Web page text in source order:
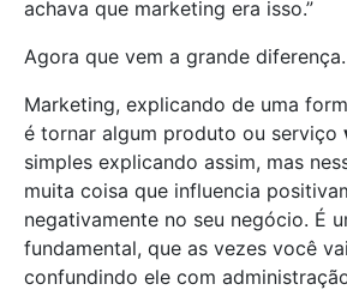
achava que marketing era isso.”
Agora que vem a grande diferença.
Marketing, explicando de uma
é tornar algum produto ou serviço
simples explicando assim, mas
muita coisa que influencia
negativamente no seu negócio. É
fundamental, que as vezes você
confundindo ele com